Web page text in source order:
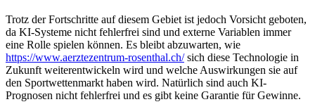
Trotz der Fortschritte auf diesem Gebiet ist jedoch Vorsicht geboten,
da KI-Systeme nicht fehlerfrei sind und externe Variablen immer
eine Rolle spielen können. Es bleibt abzuwarten, wie
https://www.aerztezentrum-rosenthal.ch/sich⁣ diese Technologie in
Zukunft weiterentwickeln wird und welche Auswirkungen sie auf
den Sportwettenmarkt haben wird. Natürlich ⁤sind ⁢auch KI-
Prognosen nicht ​fehlerfrei ⁣und ⁤es gibt keine ⁣Garantie für⁤ Gewinne.